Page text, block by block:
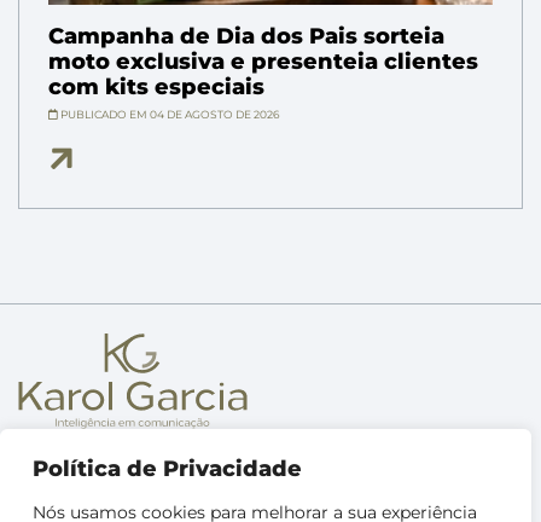
Política de Privacidade
Nós usamos cookies para melhorar a sua experiência
Campanha de Dia dos Pais sorteia
moto exclusiva e presenteia clientes
com kits especiais
PUBLICADO EM 04 DE AGOSTO DE 2026
Sobre